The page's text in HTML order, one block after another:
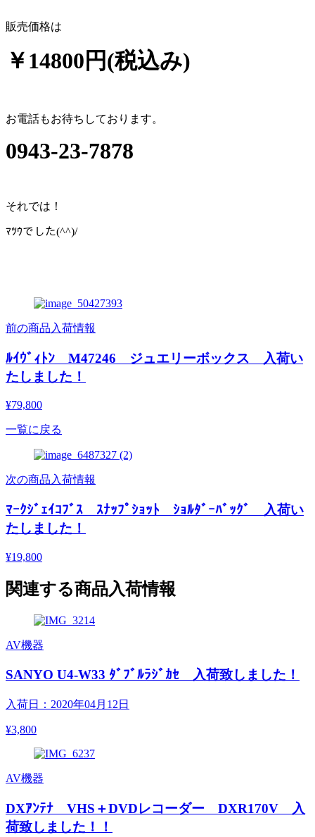
販売価格は
￥14800円(税込み)
お電話もお待ちしております。
0943-23-7878
それでは！
ﾏﾂｳでした(^^)/
前の商品入荷情報
ﾙｲｳﾞｨﾄﾝ M47246 ジュエリーボックス 入荷い
たしました！
¥79,800
一覧に戻る
次の商品入荷情報
ﾏｰｸｼﾞｪｲｺﾌﾞｽ ｽﾅｯﾌﾟｼｮｯﾄ ｼｮﾙﾀﾞｰﾊﾞｯｸﾞ 入荷い
たしました！
¥19,800
関連する商品入荷情報
AV機器
SANYO U4-W33 ﾀﾞﾌﾞﾙﾗｼﾞｶｾ 入荷致しました！
入荷日：2020年04月12日
¥3,800
AV機器
DXｱﾝﾃﾅ VHS＋DVDレコーダー DXR170V 入
荷致しました！！